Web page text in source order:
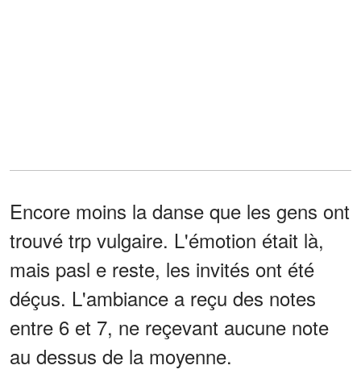
Encore moins la danse que les gens ont
trouvé trp vulgaire. L'émotion était là,
mais pasl e reste, les invités ont été
déçus. L'ambiance a reçu des notes
entre 6 et 7, ne reçevant aucune note
au dessus de la moyenne.